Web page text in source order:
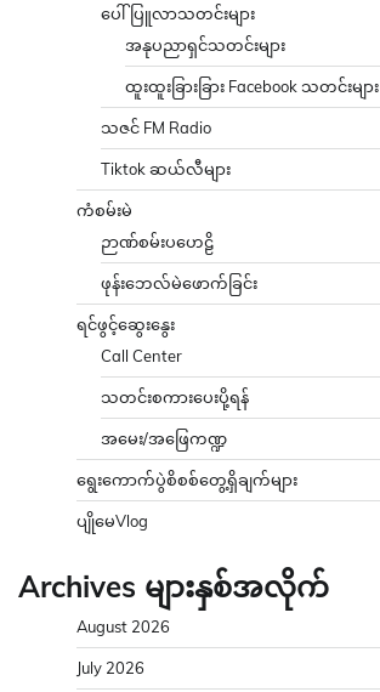
ပေါ်ပြူလာသတင်းများ
အနုပညာရှင်သတင်းများ
ထူးထူးခြားခြား Facebook သတင်းများ
သဇင် FM Radio
Tiktok ဆယ်လီများ
ကံစမ်းမဲ
ဉာဏ်စမ်းပဟေဠိ
ဖုန်းဘေလ်မဲဖောက်ခြင်း
ရင်ဖွင့်ဆွေးနွေး
Call Center
သတင်းစကားပေးပို့ရန်
အမေး/အဖြေကဏ္ဍ
ရွေးကောက်ပွဲစိစစ်တွေ့ရှိချက်များ
ပျိုမေVlog
Archives များနှစ်အလိုက်
August 2026
July 2026